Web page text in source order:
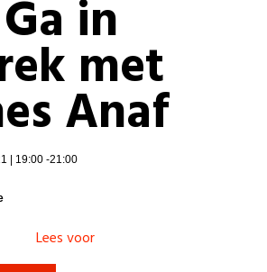
in
met
Anaf
| 19:00 -21:00
Lees voor